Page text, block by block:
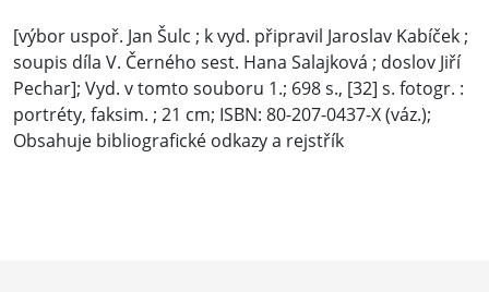
[výbor uspoř. Jan Šulc ; k vyd. připravil Jaroslav Kabíček ;
soupis díla V. Černého sest. Hana Salajková ; doslov Jiří
Pechar]; Vyd. v tomto souboru 1.; 698 s., [32] s. fotogr. :
portréty, faksim. ; 21 cm; ISBN: 80-207-0437-X (váz.);
Obsahuje bibliografické odkazy a rejstřík